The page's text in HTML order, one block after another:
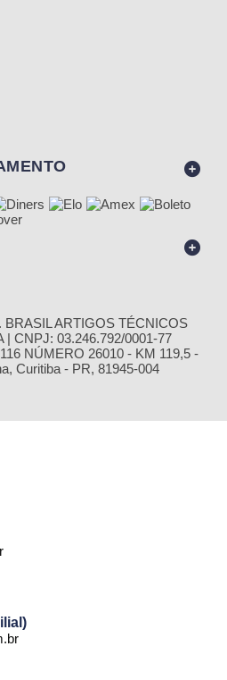
BRASIL ARTIGOS TÉCNICOS
| CNPJ: 03.246.792/0001-77
NÚMERO 26010 - KM 119,5 -
Curitiba - PR, 81945-004